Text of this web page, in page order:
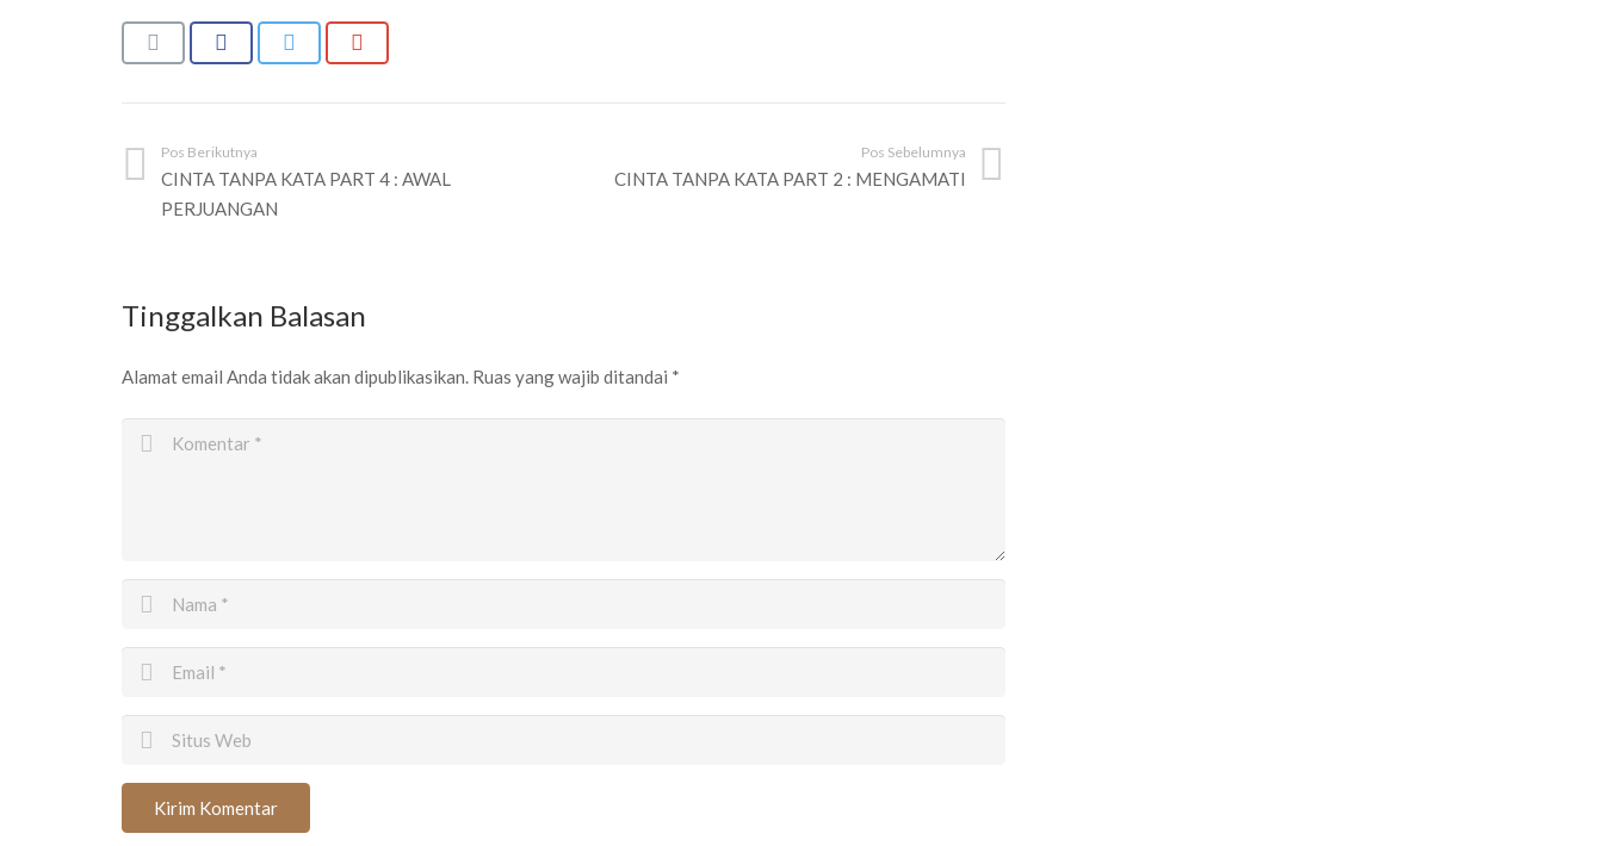
Pos Sebelumnya
CINTA TANPA KATA PART 2 : MENGAMATI
Pos Berikutnya
CINTA TANPA KATA PART 4 : AWAL
PERJUANGAN
Tinggalkan Balasan
Alamat email Anda tidak akan dipublikasikan. Ruas yang wajib ditandai *
Kirim Komentar